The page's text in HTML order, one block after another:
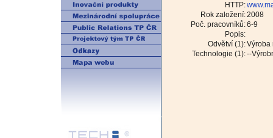
HTTP:
Rok založení:2008
Poč. pracovníků:6-9
Popis:
Odvětví (1):Výroba
Technologie (1):--